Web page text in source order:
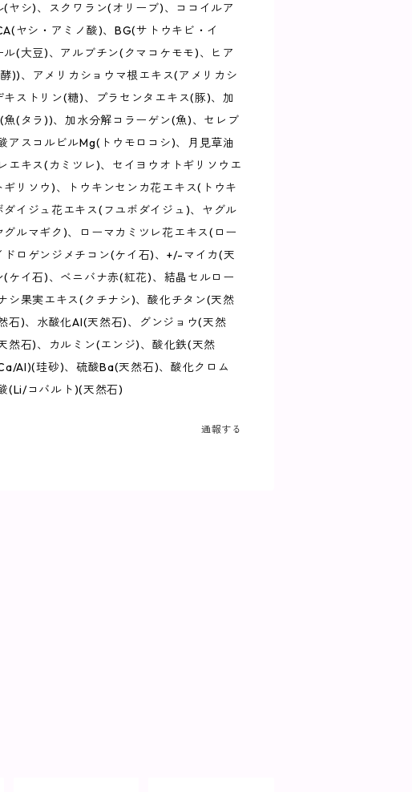
(ヤシ)、スクワラン(オリーブ)、ココイルア
ヤシ・アミノ酸)、BG(サトウキビ・イ
(大豆)、アルブチン(クマコケモモ)、ヒア
))、アメリカショウマ根エキス(アメリカシ
キストリン(糖)、プラセンタエキス(豚)、加
魚(タラ))、加水分解コラーゲン(魚)、セレブ
アスコルビルMg(トウモロコシ)、月見草油
エキス(カミツレ)、セイヨウオトギリソウエ
リソウ)、トウキンセンカ花エキス(トウキ
ダイジュ花エキス(フユボダイジュ)、ヤグル
ルマギク)、ローマカミツレ花エキス(ロー
ドロゲンジメチコン(ケイ石)、+/-マイカ(天
(ケイ石)、ベニバナ赤(紅花)、結晶セルロー
シ果実エキス(クチナシ)、酸化チタン(天然
石)、水酸化Al(天然石)、グンジョウ(天然
然石)、カルミン(エンジ)、酸化鉄(天然
Al)(珪砂)、硫酸Ba(天然石)、酸化クロム
(Li/コバルト)(天然石)
通報する